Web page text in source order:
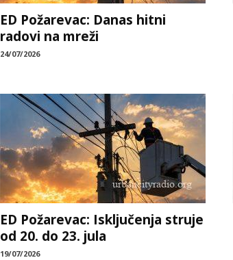
ED Požarevac: Danas hitni
radovi na mreži
24/07/2026
ED Požarevac: Isključenja struje
od 20. do 23. jula
19/07/2026